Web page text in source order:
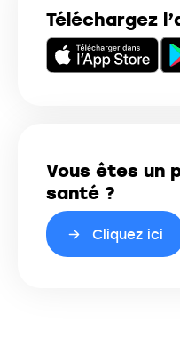
Téléchargez
Vous êtes un
santé ?
Cliquez ici